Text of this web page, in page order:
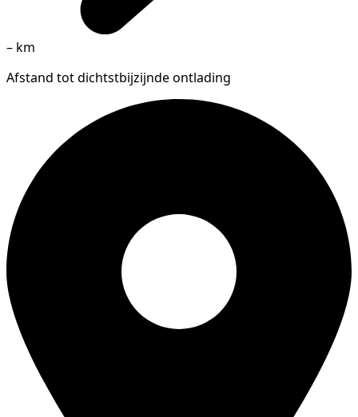
– km
Afstand tot dichtstbijzijnde ontlading